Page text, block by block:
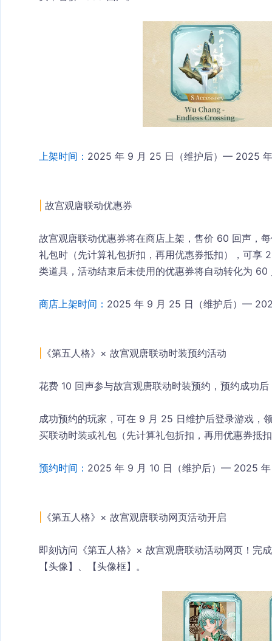
上架时间： 2025 年 9 月 25 日（维护后）— 2025
故宫观唐联动优惠券
故宫观唐联动优惠券将在商店上架，售价 60 回声，
礼包时（先计算礼包折扣，再用优惠券抵扣），可
类道具，活动结束后未使用的优惠券将自动转化为 60
商店上架时间： 2025 年 9 月 25 日（维护后）—
《第五人格》× 故宫观唐联动时装预约活动
花费 10 回声参与故宫观唐联动时装预约，预约成功
成功预约的玩家，可在 9 月 25 日维护后登录游戏，
买联动时装或礼包（先计算礼包折扣，再用优惠券抵
预约时间： 2025 年 9 月 10 日（维护后）— 2025
《第五人格》× 故宫观唐联动网页活动开启
即刻访问《第五人格》× 故宫观唐联动活动网页！完
【头像】、【头像框】。